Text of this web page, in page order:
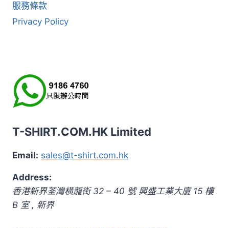
服務條款
Privacy Policy
T-SHIRT.COM.HK Limited
Email: sales@t-shirt.com.hk
Address:
香港新界荃灣橫龍街 32 – 40 號 興盛工業大廈 15 樓
B 室, 新界